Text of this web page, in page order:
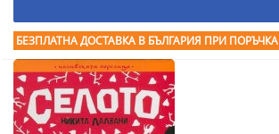
БЕЗПЛАТНА ДОСТАВКА В БЪЛГАРИЯ ПРИ ПОРЪЧКА